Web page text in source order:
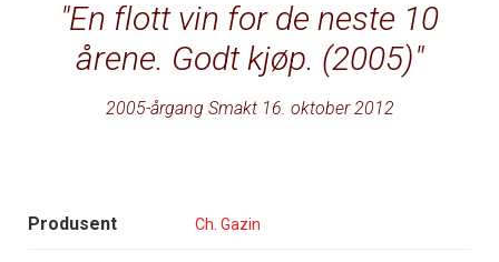
En flott vin for de neste 10
årene. Godt kjøp. (2005)
2005-årgang Smakt 16. oktober 2012
Produsent Ch. Gazin